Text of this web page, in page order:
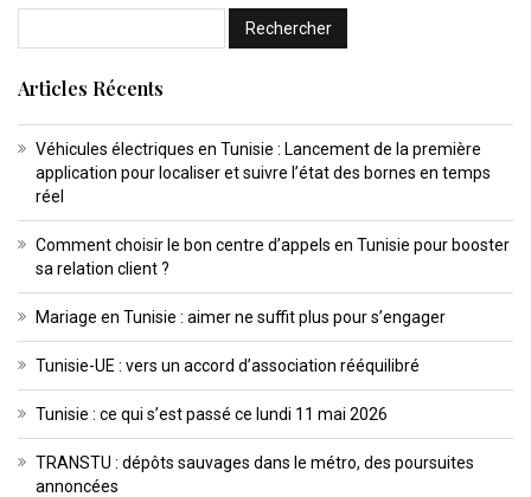
Articles Récents
Véhicules électriques en Tunisie : Lancement de la première
application pour localiser et suivre l’état des bornes en temps
réel
Comment choisir le bon centre d’appels en Tunisie pour booster
sa relation client ?
Mariage en Tunisie : aimer ne suffit plus pour s’engager
Tunisie-UE : vers un accord d’association rééquilibré
Tunisie : ce qui s’est passé ce lundi 11 mai 2026
TRANSTU : dépôts sauvages dans le métro, des poursuites
annoncées